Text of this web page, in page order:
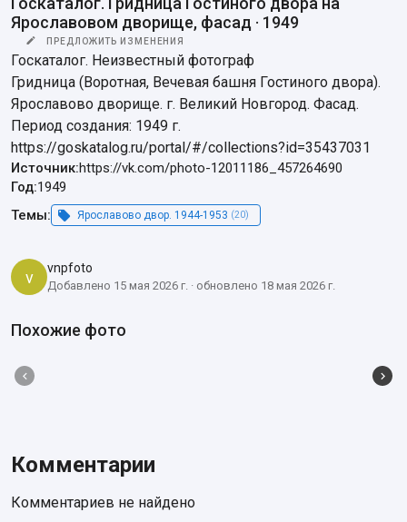
Ярославовом дворище, фасад · 1949
ПРЕДЛОЖИТЬ ИЗМЕНЕНИЯ
Госкаталог. Неизвестный фотограф
Гридница (Воротная, Вечевая башня Гостиного двора).
Ярославово дворище. г. Великий Новгород. Фасад.
Период создания: 1949 г.
https://goskatalog.ru/portal/#/collections?id=35437031
Источник:https://vk.com/photo-12011186_457264690
Год:1949
Темы:
Ярославово двор. 1944-1953 (20)
v vnpfoto
Добавлено 15 мая 2026 г. · обновлено 18 мая 2026 г.
Похожие фото
Комментарии
Комментариев не найдено